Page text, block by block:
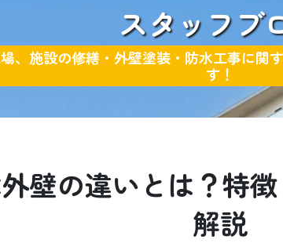
スタッフブ
、施設の修繕・外壁塗装・防水工事に関
す！
壁の違いとは？特
解説